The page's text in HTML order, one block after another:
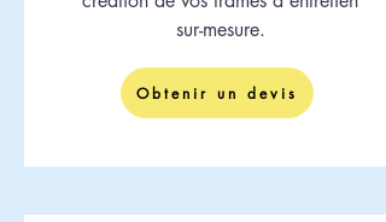
sur-mesure.
Obtenir un devis